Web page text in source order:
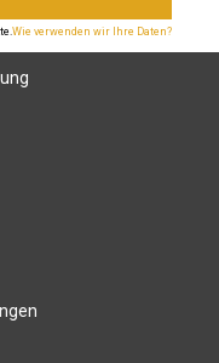
Wie verwenden wir Ihre Daten?